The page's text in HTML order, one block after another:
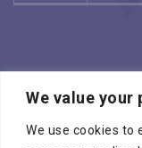
We value your
We use cookies to